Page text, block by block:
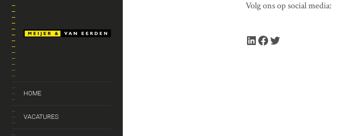
HOME
VACATURES
Volg ons op social media:
LinkedIn Facebook